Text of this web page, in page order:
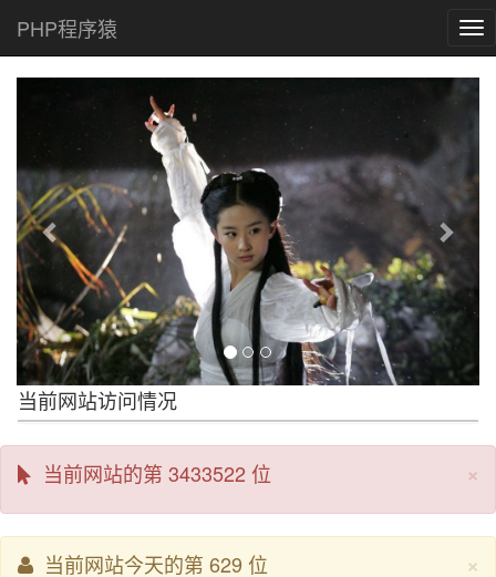
PHP程序猿
Next
当前网站访问情况
×
当前网站的第 3433522 位
×
当前网站今天的第 629 位